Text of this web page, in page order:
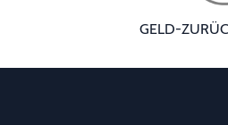
GELD-